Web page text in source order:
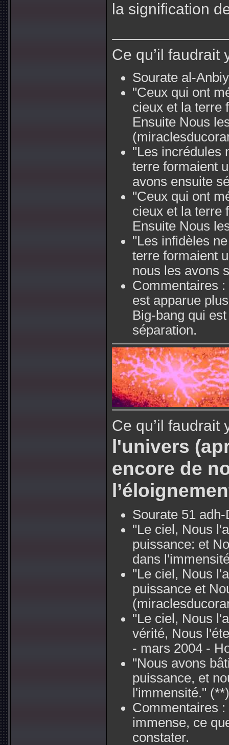
la signification
Ce qu’il faudrait
Sourate al-
"Ceux qui ont
cieux et la terre
Ensuite Nous
"Les incrédules
terre formaient
avons ensuite
"Ceux qui ont
cieux et la terre
Ensuite Nous
"Les infidèles
terre formaient
nous les avons
Commentaires :
est apparue
Big-bang qui
séparation.
Ce qu’il faudrait
l'univers
encore de
Sourate 51
"Le ciel, Nous
puissance: et
dans
"Le ciel, Nous
puissance et
"Le ciel, Nous
vérité, Nous
- mars 2004 -
"Nous avons
puissance, et
l'immensité." (**)
Commentaires :
immense, ce
constater.